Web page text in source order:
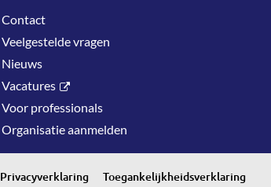
Contact
Veelgestelde vragen
Nieuws
Vacatures
Voor professionals
Organisatie aanmelden
Privacyverklaring Toegankelijkheidsverklaring